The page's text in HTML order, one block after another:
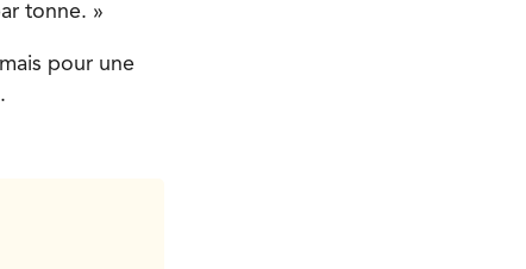
tonne. »
pour une